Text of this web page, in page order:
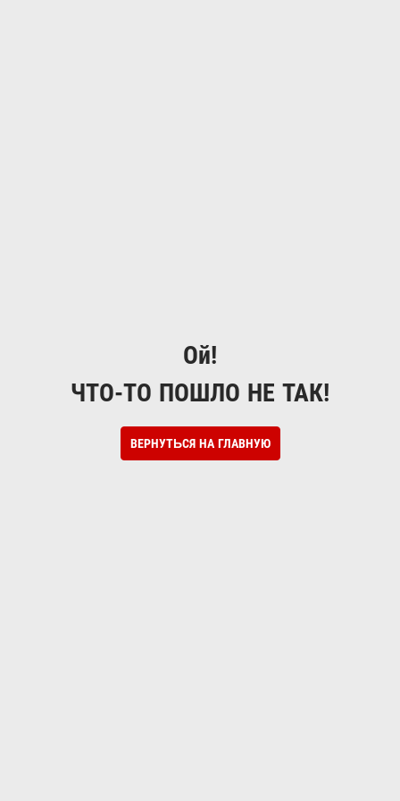
Ой!
ЧТО-ТО ПОШЛО НЕ ТАК!
ВЕРНУТЬСЯ НА ГЛАВНУЮ